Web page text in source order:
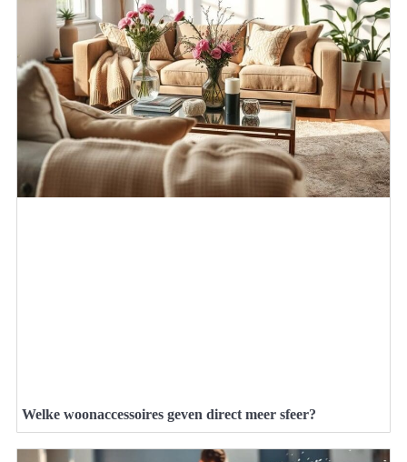
Welke woonaccessoires geven direct meer sfeer?